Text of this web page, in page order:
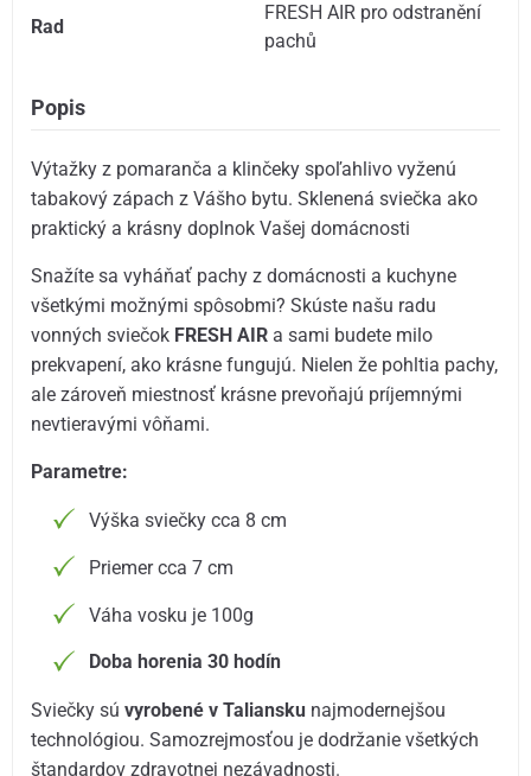
Rad
FRESH AIR pro odstranění
pachů
Popis
Výtažky z pomaranča a klinčeky spoľahlivo vyženú
tabakový zápach z Vášho bytu. Sklenená sviečka ako
praktický a krásny doplnok Vašej domácnosti
Snažíte sa vyháňať pachy z domácnosti a kuchyne
všetkými možnými spôsobmi? Skúste našu radu
vonných sviečok FRESH AIR a sami budete milo
prekvapení, ako krásne fungujú. Nielen že pohltia pachy,
ale zároveň miestnosť krásne prevoňajú príjemnými
nevtieravými vôňami.
Parametre:
Výška sviečky cca 8 cm
Priemer cca 7 cm
Váha vosku je 100g
Doba horenia 30 hodín
Sviečky súvyrobené v Taliansku najmodernejšou
technológiou. Samozrejmosťou je dodržanie všetkých
štandardov zdravotnej nezávadnosti.